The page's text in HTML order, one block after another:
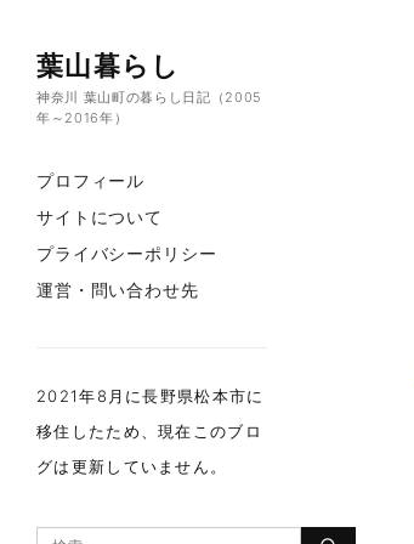
葉山暮らし
神奈川 葉山町の暮らし日記（2005
年～2016年）
プロフィール
サイトについて
プライバシーポリシー
運営・問い合わせ先
2021年8月に長野県松本市に
移住したため、現在このブロ
グは更新していません。